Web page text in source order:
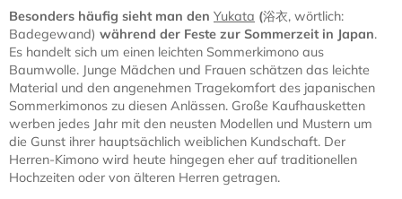
Besonders häufig sieht man den Yukata (浴衣, wörtlich:
Badegewand) während der Feste zur Sommerzeit in Japan.
Es handelt sich um einen leichten Sommerkimono aus
Baumwolle. Junge Mädchen und Frauen schätzen das leichte
Material und den angenehmen Tragekomfort des japanischen
Sommerkimonos zu diesen Anlässen. Große Kaufhausketten
werben jedes Jahr mit den neusten Modellen und Mustern um
die Gunst ihrer hauptsächlich weiblichen Kundschaft. Der
Herren-Kimono wird heute hingegen eher auf traditionellen
Hochzeiten oder von älteren Herren getragen.